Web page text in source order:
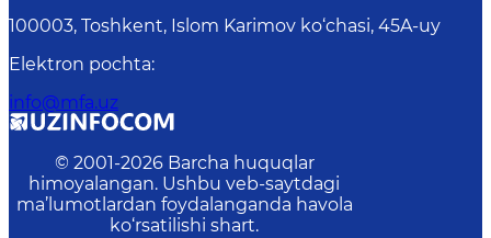
100003, Toshkent, Islom Karimov ko‘chasi, 45A-uy
Elektron pochta:
info@mfa.uz
© 2001-2026 Barcha huquqlar
himoyalangan. Ushbu veb-saytdagi
ma’lumotlardan foydalanganda havola
ko‘rsatilishi shart.